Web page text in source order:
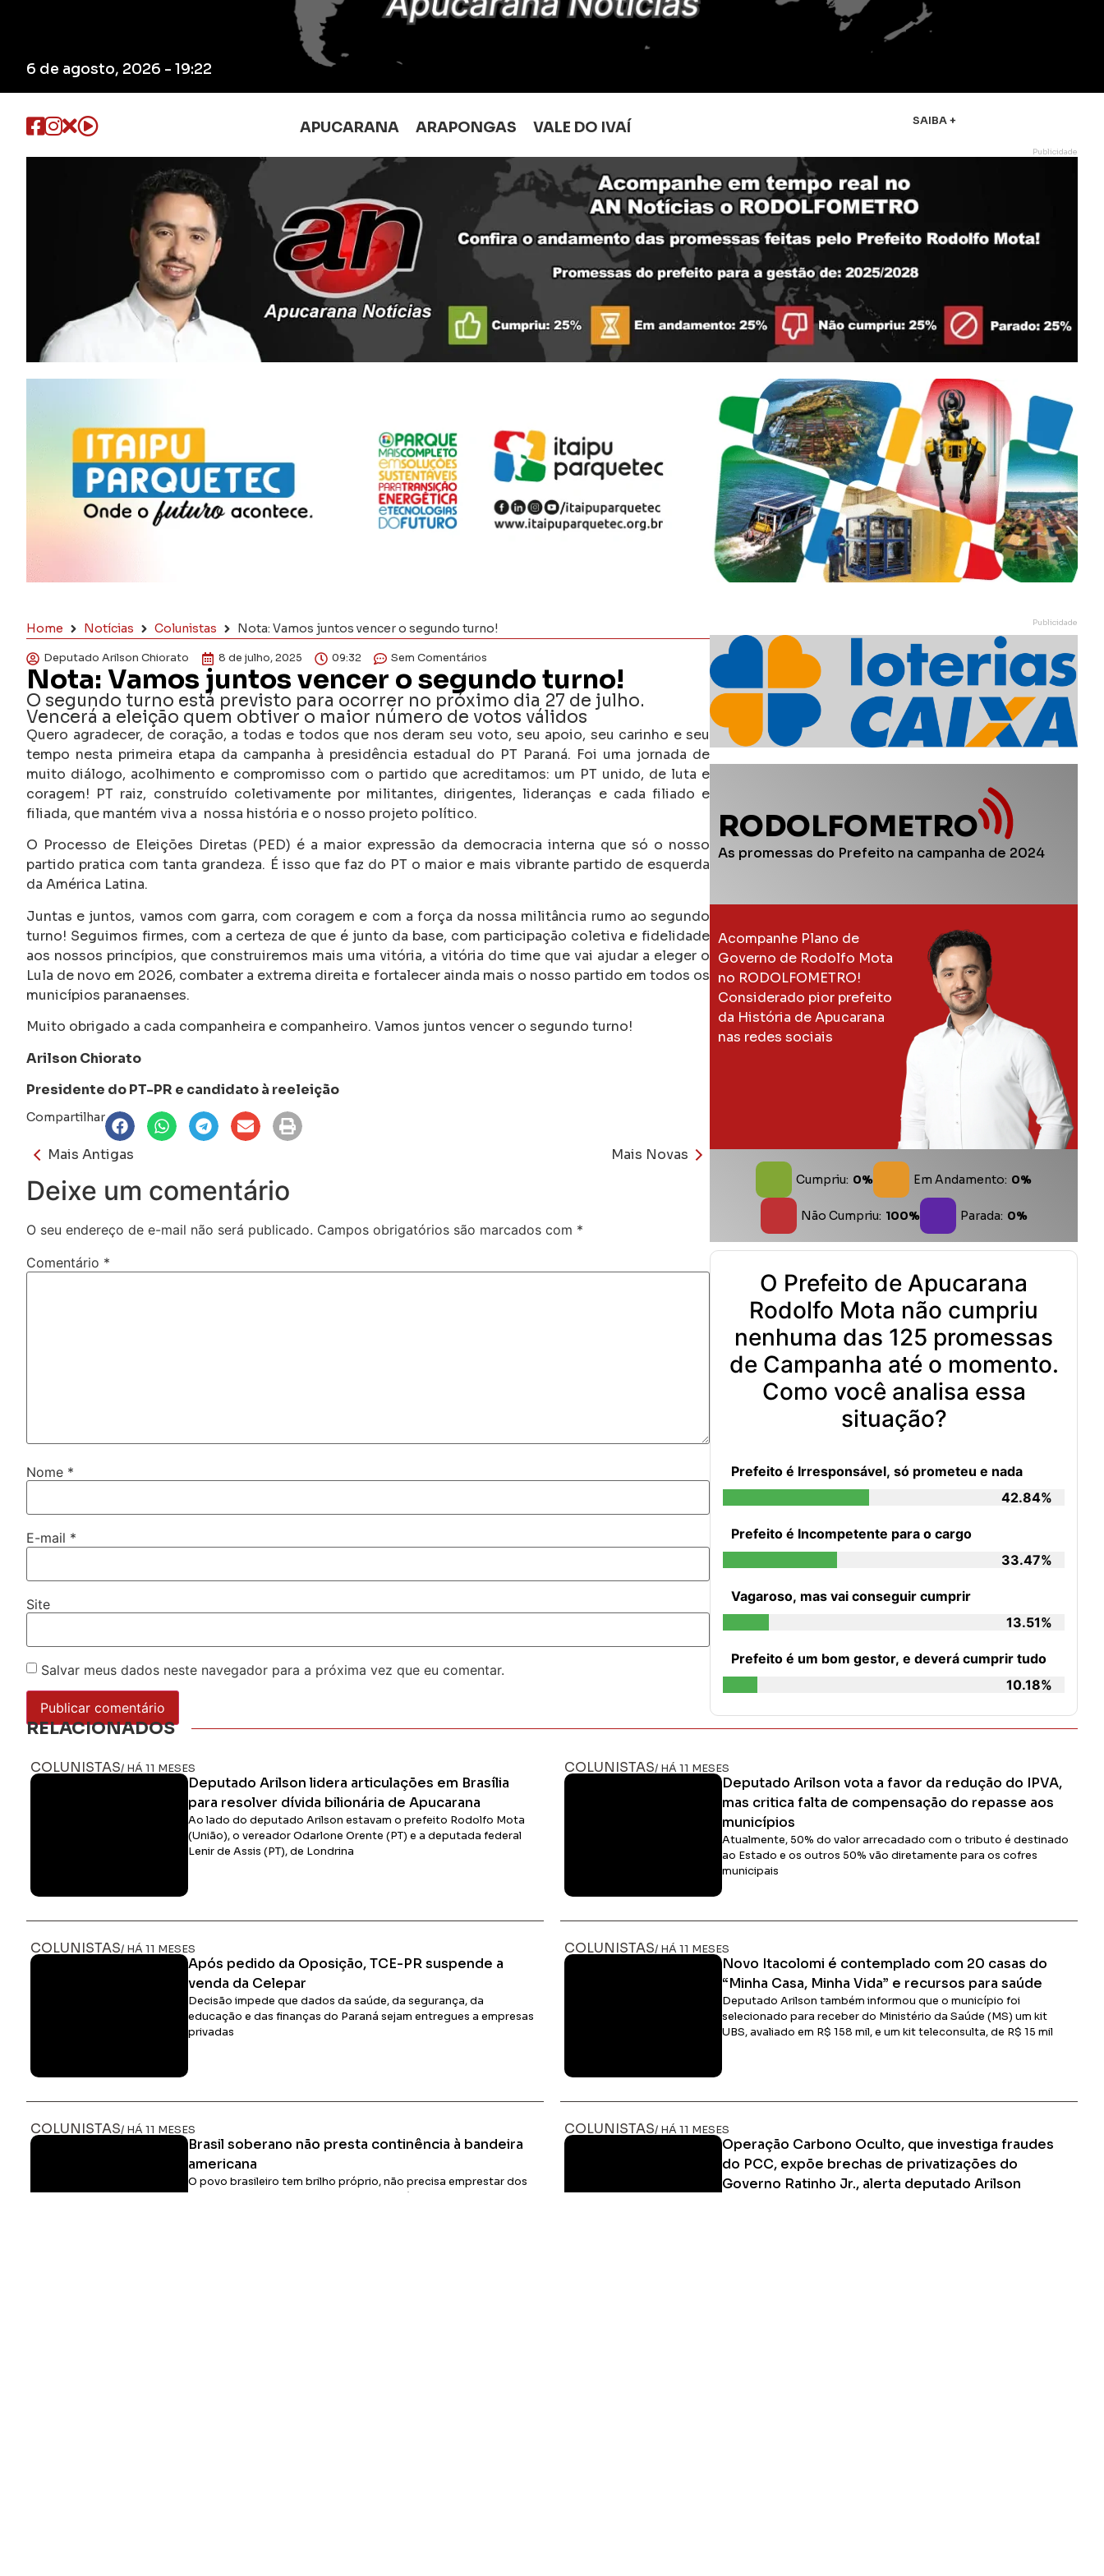
6 de agosto, 2026 - 19:22
APUCARANA ARAPONGAS VALE DO IVAÍ SAIBA +
Publicidade
Home Notícias Colunistas Nota: Vamos juntos vencer o segundo turno!
Deputado Arilson Chiorato 8 de julho, 2025 09:32 Sem Comentários
Nota: Vamos juntos vencer o segundo turno!
O segundo turno está previsto para ocorrer no próximo dia 27 de julho.
Vencerá a eleição quem obtiver o maior número de votos válidos
Quero agradecer, de coração, a todas e todos que nos deram seu voto, seu apoio, seu carinho e seu
tempo nesta primeira etapa da campanha à presidência estadual do PT Paraná. Foi uma jornada de
muito diálogo, acolhimento e compromisso com o partido que acreditamos: um PT unido, de luta e
coragem! PT raiz, construído coletivamente por militantes, dirigentes, lideranças e cada filiado e
filiada, que mantém viva a nossa história e o nosso projeto político.
O Processo de Eleições Diretas (PED) é a maior expressão da democracia interna que só o nosso
partido pratica com tanta grandeza. É isso que faz do PT o maior e mais vibrante partido de esquerda
da América Latina.
Juntas e juntos, vamos com garra, com coragem e com a força da nossa militância rumo ao segundo
turno! Seguimos firmes, com a certeza de que é junto da base, com participação coletiva e fidelidade
aos nossos princípios, que construiremos mais uma vitória, a vitória do time que vai ajudar a eleger o
Lula de novo em 2026, combater a extrema direita e fortalecer ainda mais o nosso partido em todos os
municípios paranaenses.
Muito obrigado a cada companheira e companheiro. Vamos juntos vencer o segundo turno!
Arilson Chiorato
Presidente do PT-PR e candidato à reeleição
Compartilhar
Mais Antigas Mais Novas
Deixe um comentário
O seu endereço de e-mail não será publicado. Campos obrigatórios são marcados com *
Comentário *
Nome *
E-mail *
Site
Salvar meus dados neste navegador para a próxima vez que eu comentar.
Publicidade
RODOLFOMETRO
As promessas do Prefeito na campanha de 2024
Acompanhe Plano de
Governo de Rodolfo Mota
no RODOLFOMETRO!
Considerado pior prefeito
da História de Apucarana
nas redes sociais
Cumpriu: 0% Em Andamento: 0%
Não Cumpriu: 100% Parada: 0%
O Prefeito de Apucarana
Rodolfo Mota não cumpriu
nenhuma das 125 promessas
de Campanha até o momento.
Como você analisa essa
situação?
Prefeito é Irresponsável, só prometeu e nada
42.84%
Prefeito é Incompetente para o cargo
33.47%
Vagaroso, mas vai conseguir cumprir
13.51%
Prefeito é um bom gestor, e deverá cumprir tudo
10.18%
RELACIONADOS
COLUNISTAS/ HÁ 11 MESES
Deputado Arilson lidera articulações em Brasília
para resolver dívida bilionária de Apucarana
Ao lado do deputado Arilson estavam o prefeito Rodolfo Mota
(União), o vereador Odarlone Orente (PT) e a deputada federal
Lenir de Assis (PT), de Londrina
COLUNISTAS/ HÁ 11 MESES
Deputado Arilson vota a favor da redução do IPVA,
mas critica falta de compensação do repasse aos
municípios
Atualmente, 50% do valor arrecadado com o tributo é destinado
ao Estado e os outros 50% vão diretamente para os cofres
municipais
COLUNISTAS/ HÁ 11 MESES
Após pedido da Oposição, TCE-PR suspende a
venda da Celepar
Decisão impede que dados da saúde, da segurança, da
educação e das finanças do Paraná sejam entregues a empresas
privadas
COLUNISTAS/ HÁ 11 MESES
Novo Itacolomi é contemplado com 20 casas do
“Minha Casa, Minha Vida” e recursos para saúde
Deputado Arilson também informou que o município foi
selecionado para receber do Ministério da Saúde (MS) um kit
UBS, avaliado em R$ 158 mil, e um kit teleconsulta, de R$ 15 mil
COLUNISTAS/ HÁ 11 MESES
Brasil soberano não presta continência à bandeira
americana
O povo brasileiro tem brilho próprio, não precisa emprestar dos
COLUNISTAS/ HÁ 11 MESES
Operação Carbono Oculto, que investiga fraudes
do PCC, expõe brechas de privatizações do
Governo Ratinho Jr., alerta deputado Arilson